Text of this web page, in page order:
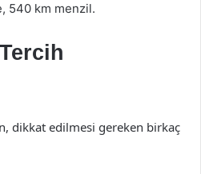
540 km menzil.
dikkat edilmesi gereken birkaç